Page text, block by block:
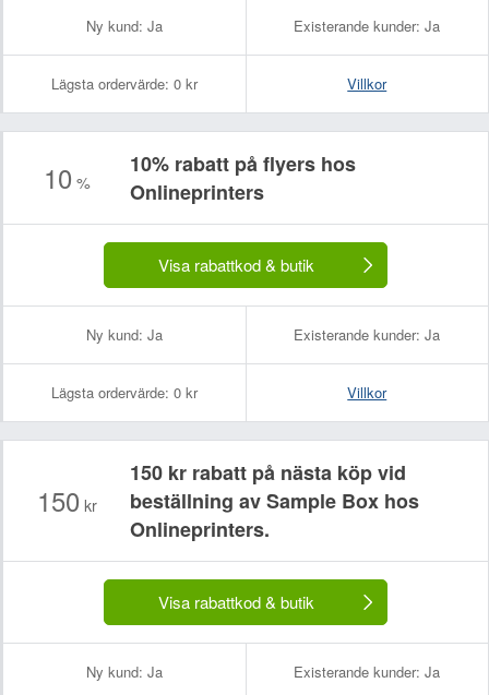
Ny kund: Ja Existerande kunder: Ja
Lägsta ordervärde: 0 kr Villkor
10 %
10% rabatt på flyers hos
Onlineprinters
Visa rabattkod & butik
Ny kund: Ja Existerande kunder: Ja
Lägsta ordervärde: 0 kr Villkor
150 kr
150 kr rabatt på nästa köp vid
beställning av Sample Box hos
Onlineprinters.
Visa rabattkod & butik
Ny kund: Ja Existerande kunder: Ja